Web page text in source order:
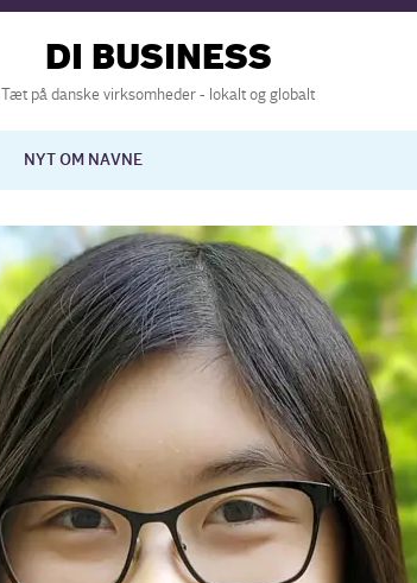
DI BUSINESS
Tæt på danske virksomheder - lokalt og globalt
NYT OM NAVNE
International økonomi
Europapolitik